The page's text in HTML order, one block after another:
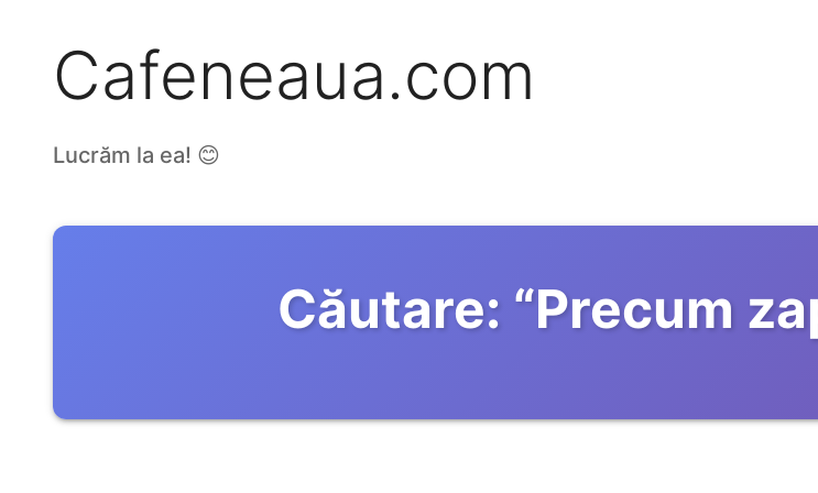
Cafeneaua.com
Lucrăm la ea! 😊
Căutare: “Precum